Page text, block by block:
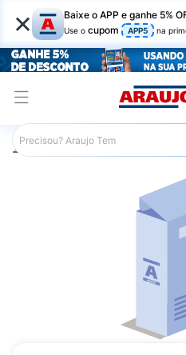
× Baixe o APP e ganhe 5%
Use o cupom APP5 na
Araujo Medicamentos